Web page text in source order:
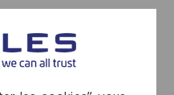
!
reconnait
est notre meilleur